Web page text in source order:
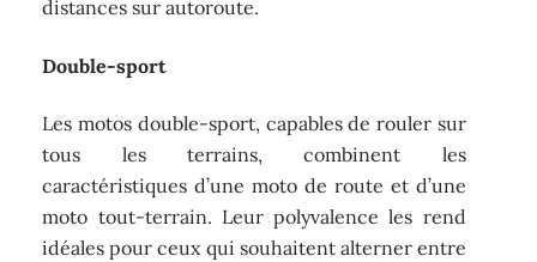
distances sur autoroute.
Double-sport
Les motos double-sport, capables de rouler sur
tous les terrains, combinent les
caractéristiques d’une moto de route et d’une
moto tout-terrain. Leur polyvalence les rend
idéales pour ceux qui souhaitent alterner entre